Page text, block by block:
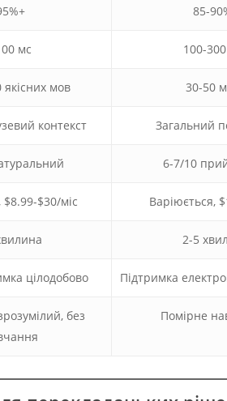
85-
мс 100-
мов 30-50
контекст Загальний
6-7/10
$30/міс Варіюється,
2-5
цілодобово Підтримка
без
Помірне